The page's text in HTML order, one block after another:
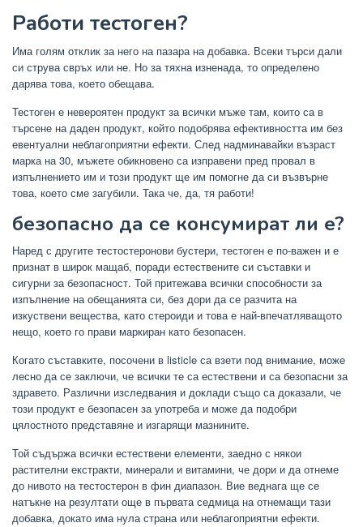
Работи тестоген?
Има голям отклик за него на пазара на добавка. Всеки търси дали
си струва свръх или не. Но за тяхна изненада, то определено
дарява това, което обещава.
Тестоген е невероятен продукт за всички мъже там, които са в
търсене на даден продукт, който подобрява ефективността им без
евентуални неблагоприятни ефекти. След надминавайки възраст
марка на 30, мъжете обикновено са изправени пред провал в
изпълнението им и този продукт ще им помогне да си възвърне
това, което сме загубили. Така че, да, тя работи!
безопасно да се консумират ли е?
Наред с другите тестостеронови бустери, тестоген е по-важен и е
признат в широк мащаб, поради естествените си съставки и
сигурни за безопасност. Той притежава всички способности за
изпълнение на обещанията си, без дори да се разчита на
изкуствени вещества, като стероиди и това е най-впечатляващото
нещо, което го прави маркиран като безопасен.
Когато съставките, посочени в listicle са взети под внимание, може
лесно да се заключи, че всички те са естествени и са безопасни за
здравето. Различни изследвания и доклади също са доказали, че
този продукт е безопасен за употреба и може да подобри
цялостното представяне и изгарящи мазнините.
Той съдържа всички естествени елементи, заедно с някои
растителни екстракти, минерали и витамини, че дори и да отнеме
до нивото на тестостерон в фин диапазон. Вие веднага ще се
натъкне на резултати още в първата седмица на отнемащи тази
добавка, докато има нула страна или неблагоприятни ефекти.